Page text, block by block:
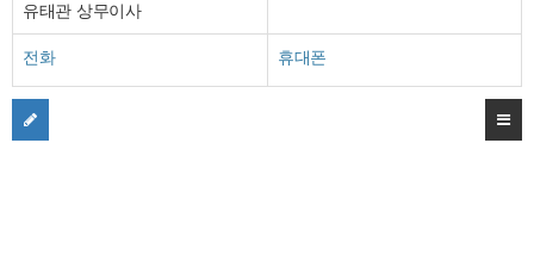
유태관 상무이사
전화 휴대폰